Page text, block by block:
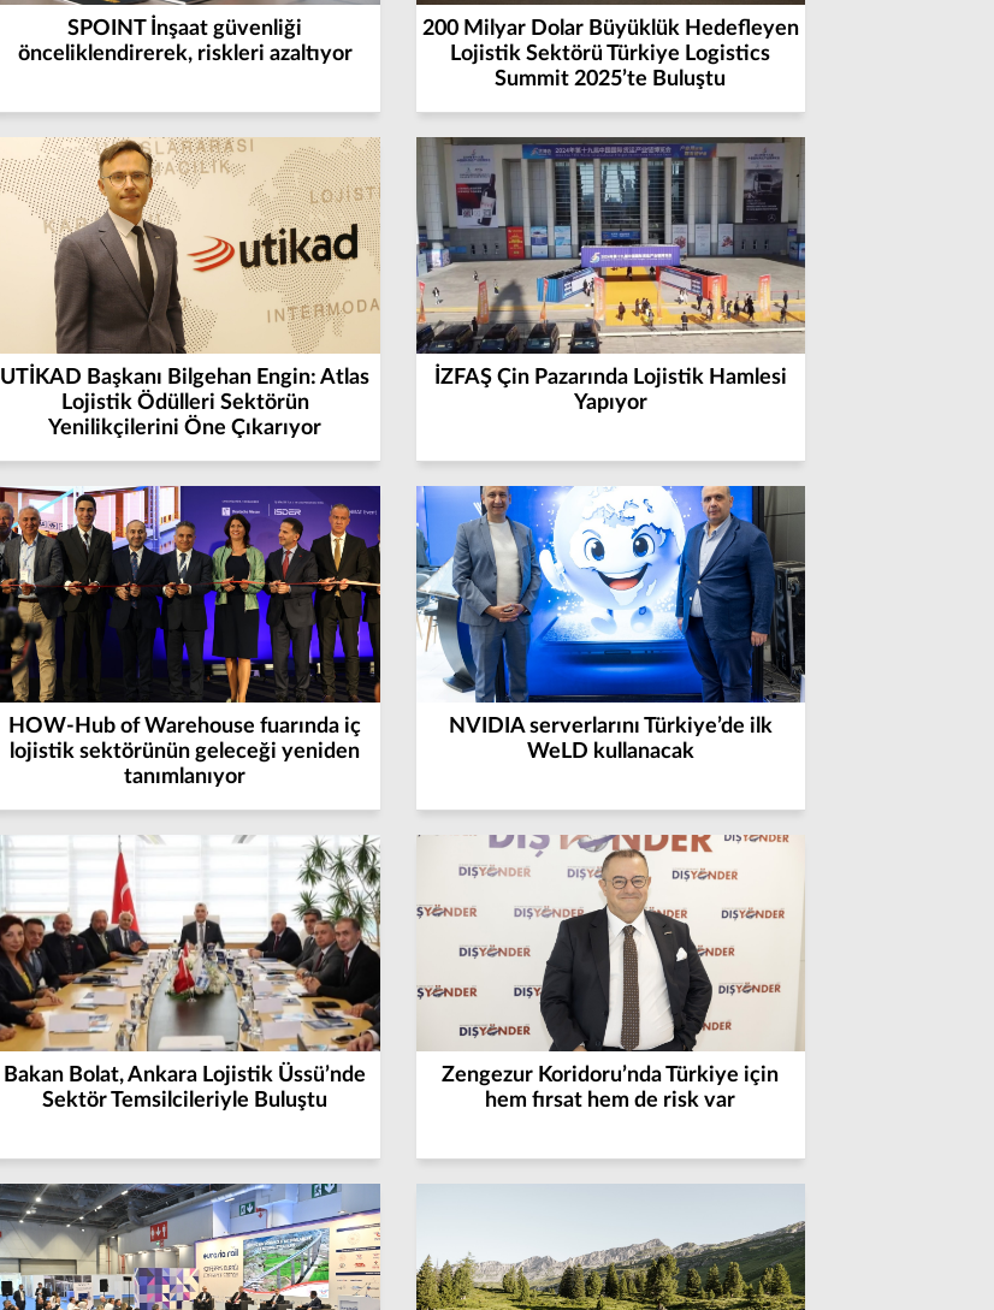
SPOINT İnşaat güvenliği
önceliklendirerek, riskleri azaltıyor
200 Milyar Dolar Büyüklük Hedefleyen
Lojistik Sektörü Türkiye Logistics
Summit 2025’te Buluştu
UTİKAD Başkanı Bilgehan Engin: Atlas
Lojistik Ödülleri Sektörün
Yenilikçilerini Öne Çıkarıyor
İZFAŞ Çin Pazarında Lojistik Hamlesi
Yapıyor
HOW-Hub of Warehouse fuarında iç
lojistik sektörünün geleceği yeniden
tanımlanıyor
NVIDIA serverlarını Türkiye’de ilk
WeLD kullanacak
Bakan Bolat, Ankara Lojistik Üssü’nde
Sektör Temsilcileriyle Buluştu
Zengezur Koridoru’nda Türkiye için
hem fırsat hem de risk var